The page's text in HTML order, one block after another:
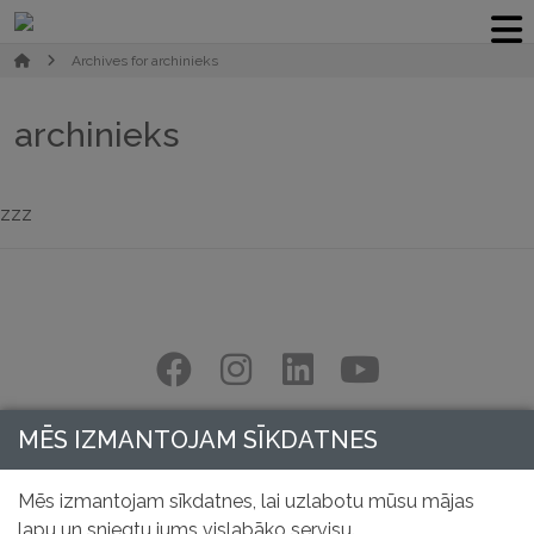
Archives for archinieks
archinieks
zzz
MĒS IZMANTOJAM SĪKDATNES
Mēs izmantojam sīkdatnes, lai uzlabotu mūsu mājas
lapu un sniegtu jums vislabāko servisu.